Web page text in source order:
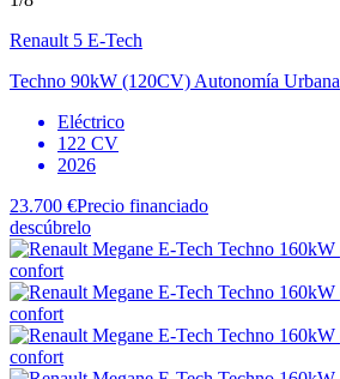
Renault 5 E-Tech
Techno 90kW (120CV) Autonomía Urbana
Eléctrico
122 CV
2026
23.700 €Precio financiado
descúbrelo